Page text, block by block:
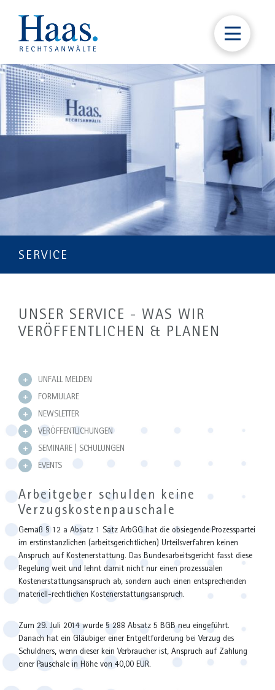
SERVICE
UNSER SERVICE - WAS WIR
VERÖFFENTLICHEN & PLANEN
UNFALL MELDEN
FORMULARE
NEWSLETTER
VERÖFFENTLICHUNGEN
SEMINARE | SCHULUNGEN
EVENTS
Arbeitgeber schulden keine
Verzugskostenpauschale
Gemäß § 12 a Absatz 1 Satz ArbGG hat die obsiegende Prozesspartei
im erstinstanzlichen (arbeitsgerichtlichen) Urteilsverfahren keinen
Anspruch auf Kostenerstattung. Das Bundesarbeitsgericht fasst diese
Regelung weit und lehnt damit nicht nur einen prozessualen
Kostenerstattungsanspruch ab, sondern auch einen entsprechenden
materiell-rechtlichen Kostenerstattungsanspruch.
Zum 29. Juli 2014 wurde § 288 Absatz 5 BGB neu eingeführt.
Danach hat ein Gläubiger einer Entgeltforderung bei Verzug des
Schuldners, wenn dieser kein Verbraucher ist, Anspruch auf Zahlung
einer Pauschale in Höhe von 40,00 EUR.